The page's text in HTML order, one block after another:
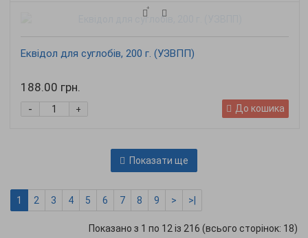
Еквідол для суглобів, 200 г. (УЗВПП)
188.00 грн.
+
- До кошика
Показати ще
1 2 3 4 5 6 7 8 9 > >|
Показано з 1 по 12 із 216 (всього сторінок: 18)